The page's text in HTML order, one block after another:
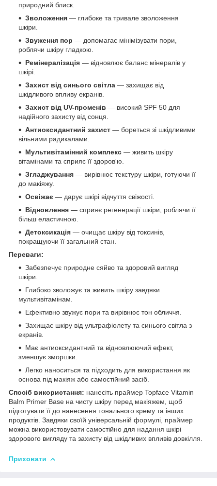
природний блиск.
Зволоження — глибоке та тривале зволоження
шкіри.
Звуження пор — допомагає мінімізувати пори,
роблячи шкіру гладкою.
Ремінералізація — відновлює баланс мінералів у
шкірі.
Захист від синього світла — захищає від
шкідливого впливу екранів.
Захист від UV-променів — високий SPF 50 для
надійного захисту від сонця.
Антиоксидантний захист — бореться зі шкідливими
вільними радикалами.
Мультивітамінний комплекс — живить шкіру
вітамінами та сприяє її здоров'ю.
Згладжування — вирівнює текстуру шкіри, готуючи її
до макіяжу.
Освіжає — дарує шкірі відчуття свіжості.
Відновлення — сприяє регенерації шкіри, роблячи її
більш еластичною.
Детоксикація — очищає шкіру від токсинів,
покращуючи її загальний стан.
Переваги:
Забезпечує природне сяйво та здоровий вигляд
шкіри.
Глибоко зволожує та живить шкіру завдяки
мультивітамінам.
Ефективно звужує пори та вирівнює тон обличчя.
Захищає шкіру від ультрафіолету та синього світла з
екранів.
Має антиоксидантний та відновлюючий ефект,
зменшує зморшки.
Легко наноситься та підходить для використання як
основа під макіяж або самостійний засіб.
Спосіб використання: нанесіть праймер Topface Vitamin
Balm Primer Base на чисту шкіру перед макіяжем, щоб
підготувати її до нанесення тонального крему та інших
продуктів. Завдяки своїй універсальній формулі, праймер
можна використовувати самостійно для надання шкірі
здорового вигляду та захисту від шкідливих впливів довкілля.
Приховати